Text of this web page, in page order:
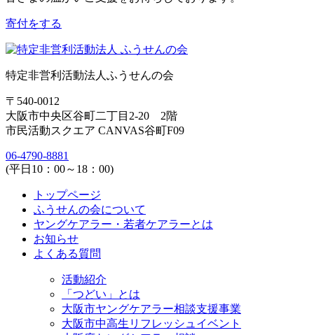
寄付をする
特定非営利活動法人ふうせんの会
〒540-0012
大阪市中央区谷町二丁目2-20 2階
市民活動スクエア CANVAS谷町F09
06-4790-8881
(平日10：00～18：00)
トップページ
ふうせんの会について
ヤングケアラー・若者ケアラーとは
お知らせ
よくある質問
活動紹介
「つどい」とは
大阪市ヤングケアラー相談支援事業
大阪市中高生リフレッシュイベント